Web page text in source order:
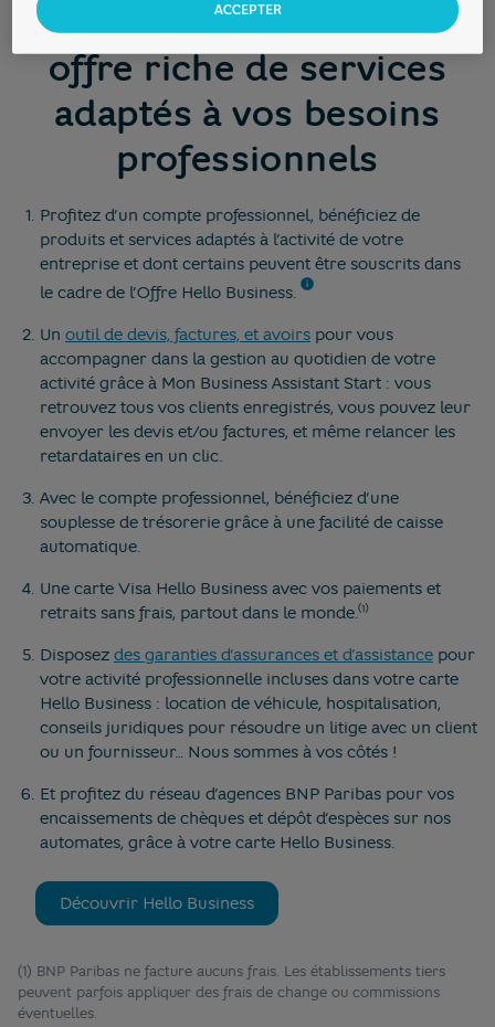
Un compte pro et une
offre riche de services
adaptés à vos besoins
professionnels
Profitez d’un compte professionnel, bénéficiez de
produits et services adaptés à l’activité de votre
entreprise et dont certains peuvent être souscrits dans
le cadre de l’Offre Hello Business.
Un outil de devis, factures, et avoirs pour vous
accompagner dans la gestion au quotidien de votre
activité grâce à Mon Business Assistant Start : vous
retrouvez tous vos clients enregistrés, vous pouvez leur
envoyer les devis et/ou factures, et même relancer les
retardataires en un clic.
Avec le compte professionnel, bénéficiez d’une
souplesse de trésorerie grâce à une facilité de caisse
automatique.
Une carte Visa Hello Business avec vos paiements et
retraits sans frais, partout dans le monde.(1)
Disposez des garanties d’assurances et d’assistance pour
votre activité professionnelle incluses dans votre carte
Hello Business : location de véhicule, hospitalisation,
conseils juridiques pour résoudre un litige avec un client
ou un fournisseur… Nous sommes à vos côtés !
Et profitez du réseau d’agences BNP Paribas pour vos
encaissements de chèques et dépôt d’espèces sur nos
automates, grâce à votre carte Hello Business.
Découvrir Hello Business
(1) BNP Paribas ne facture aucuns frais. Les établissements tiers
peuvent parfois appliquer des frais de change ou commissions
éventuelles.
ACCEPTER